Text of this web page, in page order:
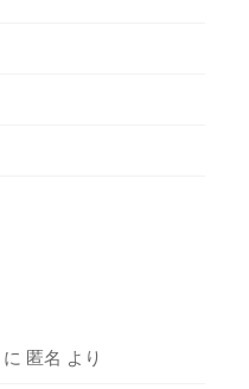
に 匿名 より